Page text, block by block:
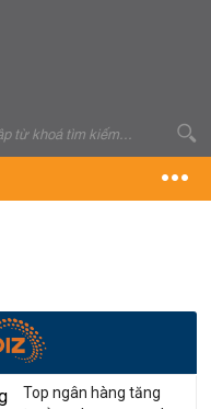
Top ngân hàng tăng